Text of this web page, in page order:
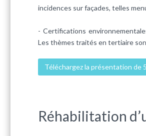
incidences sur façades, telles
- Certifications
Les thèmes traités en tertiaire
Téléchargez la présentation de
Réhabilitation